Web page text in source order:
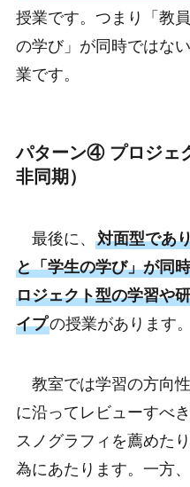
授業です。つまり「教
の学び」が同時ではな
業です。
パターン④ プロジェ
非同期）
最後に、 対面型であ
と「学生の学び」が同
ロジェクト型の学習や
イプの授業があります。
教室では学習の方向
に沿ってレビューすべ
スノグラフィを薦めた
為にあたります。一方